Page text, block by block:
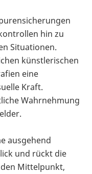
hin zu
Situationen.
künstlerischen
eine
Kraft.
Wahrnehmung
ausgehend
und rückt die
Mittelpunkt,